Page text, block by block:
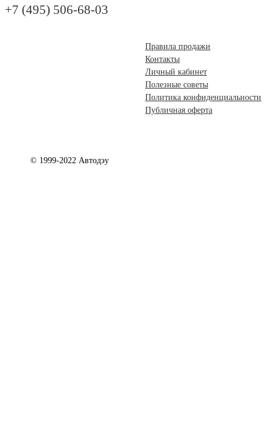
+7 (495) 506-68-03
Правила продажи
Контакты
Личный кабинет
Полезные советы
Политика конфиденциальности
Публичная оферта
© 1999-2022 Автодэу